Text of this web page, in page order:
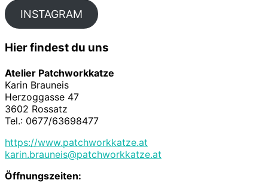
INSTAGRAM
Hier findest du uns
Atelier Patchworkkatze
Karin Brauneis
Herzoggasse 47
3602 Rossatz
Tel.: 0677/63698477
https://www.patchworkkatze.at
karin.brauneis@patchworkkatze.at
Öffnungszeiten: